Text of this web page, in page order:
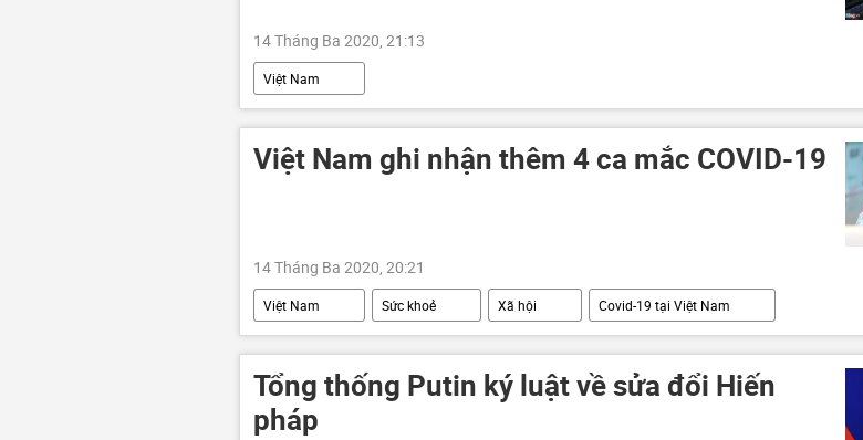
14 Tháng Ba 2020, 21:13
Việt Nam
Việt Nam ghi nhận thêm 4 ca mắc COVID-19
14 Tháng Ba 2020, 20:21
Việt Nam Sức khoẻ Xã hội Covid-19 tại Việt Nam
Tổng thống Putin ký luật về sửa đổi Hiến
pháp